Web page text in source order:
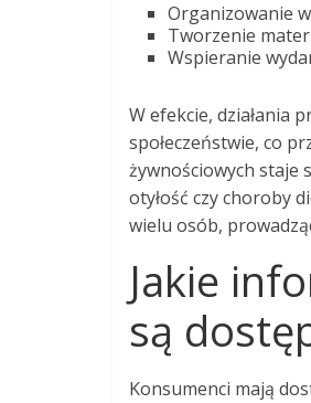
Organizowanie
Tworzenie
Wspieranie
W efekcie, działania
społeczeństwie, co
żywnościowych staje
otyłość czy choroby
wielu osób,
Jakie
są
Konsumenci mają